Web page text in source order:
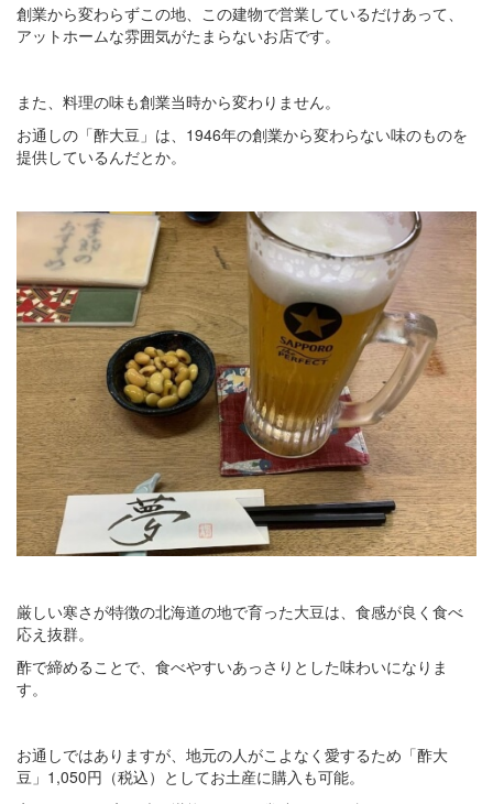
創業から変わらずこの地、この建物で営業しているだけあって、
アットホームな雰囲気がたまらないお店です。
また、料理の味も創業当時から変わりません。
お通しの「酢大豆」は、1946年の創業から変わらない味のものを
提供しているんだとか。
厳しい寒さが特徴の北海道の地で育った大豆は、食感が良く食べ
応え抜群。
酢で締めることで、食べやすいあっさりとした味わいになりま
す。
お通しではありますが、地元の人がこよなく愛するため「酢大
豆」1,050円（税込）としてお土産に購入も可能。